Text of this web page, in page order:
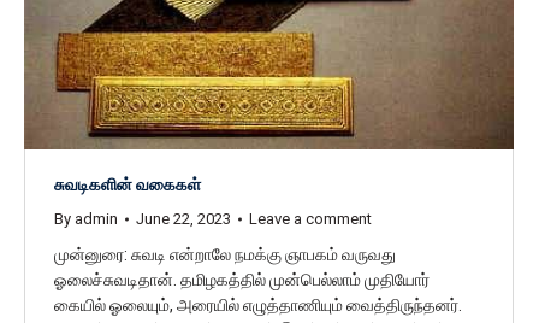
சுவடிகளின் வகைகள்
By admin June 22, 2023 Leave a comment
முன்னுரை: சுவடி என்றாலே நமக்கு ஞாபகம் வருவது
ஓலைச்சுவடிதான். தமிழகத்தில் முன்பெல்லாம் முதியோர்
கையில் ஓலையும், அரையில் எழுத்தாணியும் வைத்திருந்தனர்.